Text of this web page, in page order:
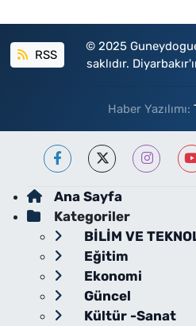
RSS
© 2025
saklıdır.
Haber Yazılımı:
Ana Sayfa
Kategoriler
BİLİM VE
Eğitim
Ekonomi
Güncel
Kültür -Sanat